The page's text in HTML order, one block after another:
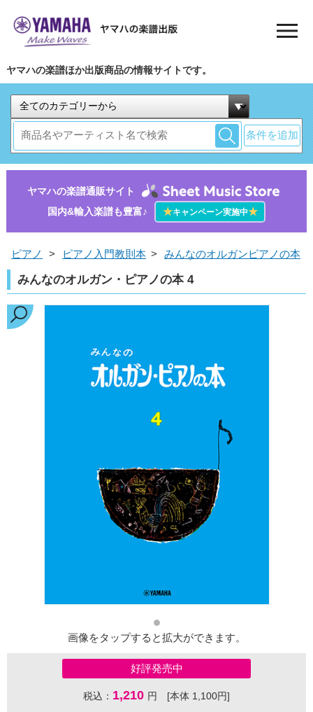
ヤマハの楽譜ほか出版商品の情報サイトです。
条件を追加
ヤマハの楽譜通販サイト
国内&輸入楽譜も豊富♪
★キャンペーン実施中★
ピアノ > ピアノ入門教則本 > みんなのオルガンピアノの本
みんなのオルガン・ピアノの本 4
画像をタップすると拡大ができます。
好評発売中
税込： 1,210 円 [本体 1,100円]